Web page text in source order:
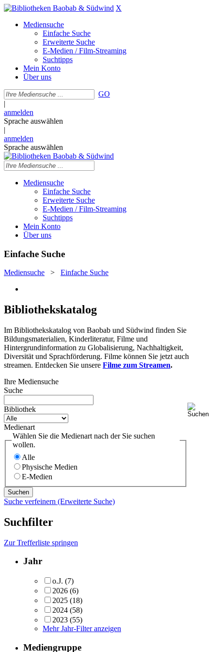
X
Mediensuche
Einfache Suche
Erweiterte Suche
E-Medien / Film-Streaming
Suchtipps
Mein Konto
Über uns
GO
|
anmelden
Sprache auswählen
|
anmelden
Sprache auswählen
Mediensuche
Einfache Suche
Erweiterte Suche
E-Medien / Film-Streaming
Suchtipps
Mein Konto
Über uns
Einfache Suche
Mediensuche > Einfache Suche
Bibliothekskatalog
Im Bibliothekskatalog von Baobab und Südwind finden Sie
Bildungsmaterialien, Kinderliteratur, Filme und
Hintergrundinformation zu Globalisierung, Nachhaltigkeit,
Diversität und Sprachförderung. Filme können Sie jetzt auch
streamen. Entdecken Sie unsere Filme zum Streamen.
Ihre Mediensuche
Suche
Bibliothek
Medienart
Wählen Sie die Medienart nach der Sie suchen
wollen.
Alle
Physische Medien
E-Medien
Suche verfeinern (Erweiterte Suche)
Suchfilter
Zur Trefferliste springen
Jahr
o.J. (7)
2026 (6)
2025 (18)
2024 (58)
2023 (55)
Mehr Jahr-Filter anzeigen
Mediengruppe